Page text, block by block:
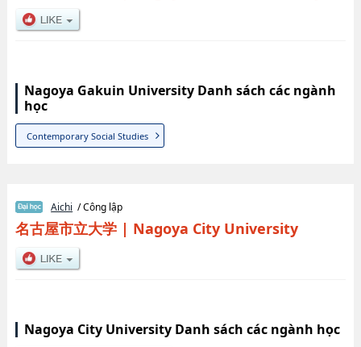
Nagoya Gakuin University Danh sách các ngành
học
Contemporary Social Studies
Aichi / Công lập
名古屋市立大学| Nagoya City University
Nagoya City University Danh sách các ngành học